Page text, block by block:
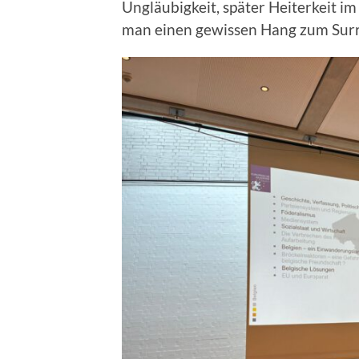
Ungläubigkeit, später Heiterkeit im
man einen gewissen Hang zum